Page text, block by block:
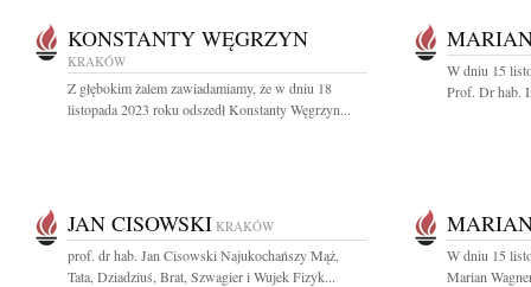
KONSTANTY WĘGRZYN
KRAKÓW
Z głębokim żalem zawiadamiamy, że w dniu 18
listopada 2023 roku odszedł Konstanty Węgrzyn...
W dniu 15
Prof. Dr hab.
JAN CISOWSKI KRAKÓW
prof. dr hab. Jan Cisowski Najukochańszy Mąż,
Tata, Dziadziuś, Brat, Szwagier i Wujek Fizyk...
W dniu 15
Marian